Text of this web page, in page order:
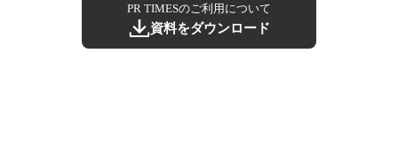
PR TIMESのご利用について
資料をダウンロード